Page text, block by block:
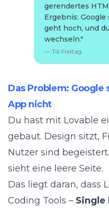
gerendertes
Ergebnis:
geht hoch, und
wechseln."
— Till Freitag
Das Problem: Google
App nicht
Du hast mit Lovable
gebaut. Design sitzt,
Nutzer sind
sieht eine leere Seite.
Das liegt daran, dass
Coding Tools – Single